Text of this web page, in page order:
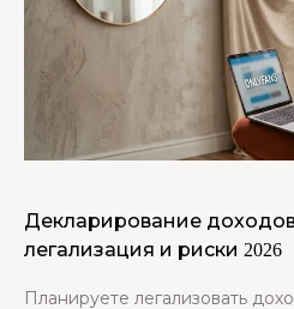
Декларирование доходов
легализация и риски 2026
Планируете легализовать